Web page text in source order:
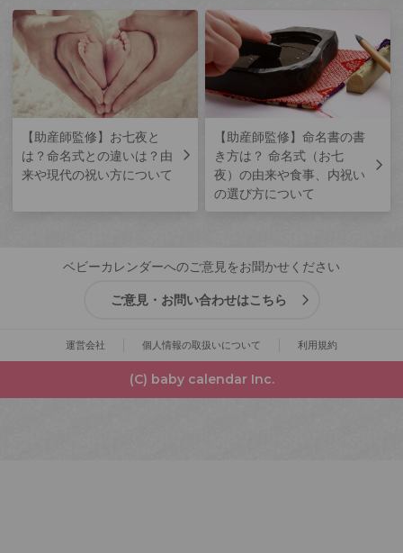
【助産師監修】お七夜と
は？命名式との違いは？由
来や現代の祝い方について
【助産師監修】命名書の書
き方は？ 命名式（お七
夜）の由来や食事、内祝い
の選び方について
ベビーカレンダーへのご意見をお聞かせください
ご意見・お問い合わせはこちら
運営会社 個人情報の取扱いについて 利用規約
(C) baby calendar Inc.